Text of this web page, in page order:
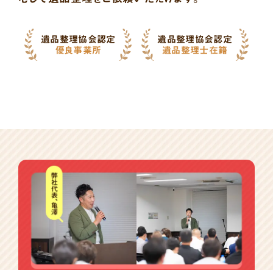
遺品整理協会認定
優良事業所
遺品整理協会認定
遺品整理士在籍